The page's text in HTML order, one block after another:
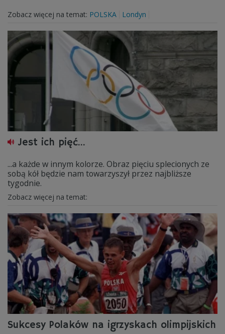
Zobacz więcej na temat: POLSKA Londyn
Jest ich pięć...
...a każde w innym kolorze. Obraz pięciu splecionych ze
sobą kół będzie nam towarzyszył przez najbliższe
tygodnie.
Zobacz więcej na temat:
Sukcesy Polaków na igrzyskach olimpijskich